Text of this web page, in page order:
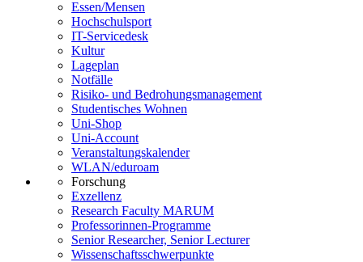
Essen/Mensen
Hochschulsport
IT-Servicedesk
Kultur
Lageplan
Notfälle
Risiko- und Bedrohungsmanagement
Studentisches Wohnen
Uni-Shop
Uni-Account
Veranstaltungskalender
WLAN/eduroam
Forschung
Exzellenz
Research Faculty MARUM
Professorinnen-Programme
Senior Researcher, Senior Lecturer
Wissenschaftsschwerpunkte